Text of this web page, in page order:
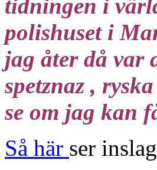
tidningen i
polishuset i
jag åter då var
spetznaz ,
se om jag kan
Så här ser